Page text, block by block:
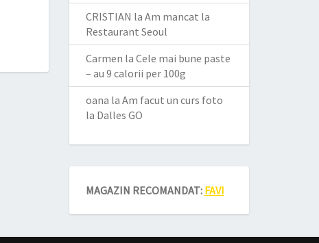
CRISTIAN la Am mancat la
Restaurant Seoul
Carmen la Cele mai bune paste
– au 9 calorii per 100g
oana la Am facut un curs foto
la Dalles GO
MAGAZIN RECOMANDAT: FAVI